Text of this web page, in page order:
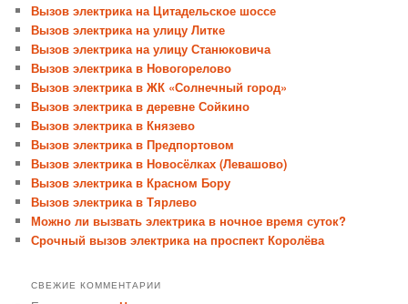
Вызов электрика на Цитадельское шоссе
Вызов электрика на улицу Литке
Вызов электрика на улицу Станюковича
Вызов электрика в Новогорелово
Вызов электрика в ЖК «Солнечный город»
Вызов электрика в деревне Сойкино
Вызов электрика в Князево
Вызов электрика в Предпортовом
Вызов электрика в Новосёлках (Левашово)
Вызов электрика в Красном Бору
Вызов электрика в Тярлево
Можно ли вызвать электрика в ночное время суток?
Срочный вызов электрика на проспект Королёва
СВЕЖИЕ КОММЕНТАРИИ